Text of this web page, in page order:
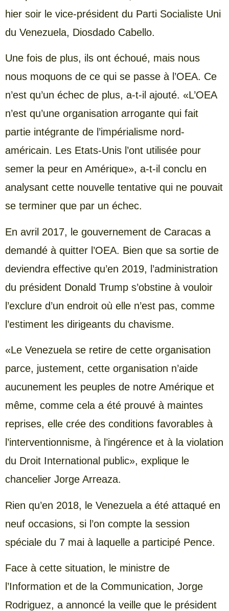
hier soir le vice-président du Parti Socialiste Uni
du Venezuela, Diosdado Cabello.
Une fois de plus, ils ont échoué, mais nous
nous moquons de ce qui se passe à l’OEA. Ce
n’est qu’un échec de plus, a-t-il ajouté. «L’OEA
n’est qu’une organisation arrogante qui fait
partie intégrante de l’impérialisme nord-
américain. Les Etats-Unis l’ont utilisée pour
semer la peur en Amérique», a-t-il conclu en
analysant cette nouvelle tentative qui ne pouvait
se terminer que par un échec.
En avril 2017, le gouvernement de Caracas a
demandé à quitter l’OEA. Bien que sa sortie de
deviendra effective qu’en 2019, l’administration
du président Donald Trump s’obstine à vouloir
l’exclure d’un endroit où elle n’est pas, comme
l’estiment les dirigeants du chavisme.
«Le Venezuela se retire de cette organisation
parce, justement, cette organisation n’aide
aucunement les peuples de notre Amérique et
même, comme cela a été prouvé à maintes
reprises, elle crée des conditions favorables à
l’interventionnisme, à l’ingérence et à la violation
du Droit International public», explique le
chancelier Jorge Arreaza.
Rien qu’en 2018, le Venezuela a été attaqué en
neuf occasions, si l’on compte la session
spéciale du 7 mai à laquelle a participé Pence.
Face à cette situation, le ministre de
l’Information et de la Communication, Jorge
Rodriguez, a annoncé la veille que le président